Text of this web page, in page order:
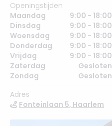
Openingstijden
Maandag
9:00 - 18:00
Dinsdag
9:00 - 18:00
Woensdag
9:00 - 18:00
Donderdag
9:00 - 18:00
Vrijdag
9:00 - 18:00
Zaterdag
Gesloten
Zondag
Gesloten
Adres
Fonteinlaan 5, Haarlem